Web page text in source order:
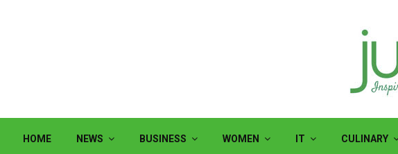
HOME NEWS BUSINESS WOMEN IT CULINARY